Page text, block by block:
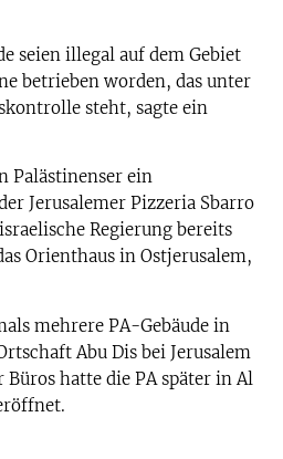
seien illegal auf dem Gebiet
betrieben worden, das unter
steht, sagte ein
Palästinenser ein
Jerusalemer Pizzeria Sbarro
Regierung bereits
Orienthaus in Ostjerusalem,
mehrere PA-Gebäude in
Abu Dis bei Jerusalem
Büros hatte die PA später in Al